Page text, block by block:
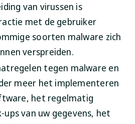
van virussen is
met de gebruiker
soorten malware zich
verspreiden.
tegen malware en
meer het implementeren
het regelmatig
ups van uw gegevens, het